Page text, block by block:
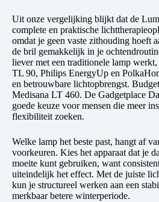
Uit onze vergelijking blijkt dat de
complete en praktische
omdat je geen vaste zithouding hoeft
de bril gemakkelijk in je
liever met een traditionele lamp
TL 90, Philips EnergyUp en
en betrouwbare lichtopbrengst.
Medisana LT 460. De Gadgetplace
goede keuze voor mensen die meer
flexibiliteit zoeken.
Welke lamp het beste past, hangt af
voorkeuren. Kies het apparaat dat je
moeite kunt gebruiken, want
uiteindelijk het effect. Met de juiste
kun je structureel werken aan een
merkbaar betere winterperiode.